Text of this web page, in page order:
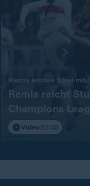
Rieras letztes Spiel mit
Remis reicht
Champions
Video 10:08